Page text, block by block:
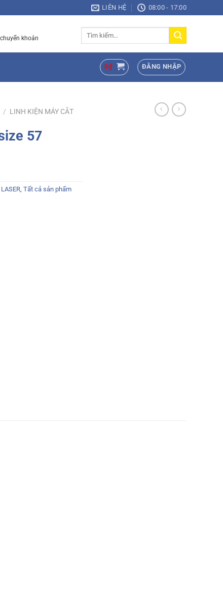
LIÊN HỆ 08:00 - 17:00
khoản
0₫ ĐĂNG NHẬP
/ LINH KIỆN MÁY CẮT
57
Tất cả sản phẩm